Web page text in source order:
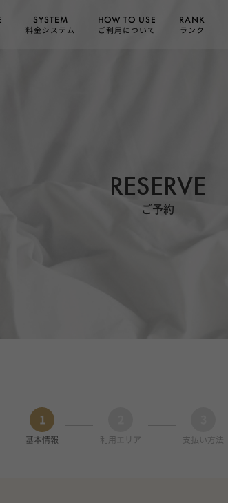
RESERVE
ご予約
SYSTEM
料金システム
HOW TO USE
ご利用について
RANK
ランク
1
基本情報 利用エリア 支払い方法